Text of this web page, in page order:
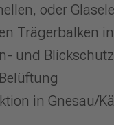
oder
Trägerbalken
und Blickschutz
in Gnesau/